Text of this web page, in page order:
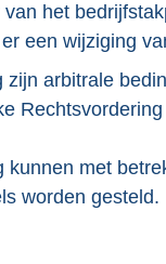
het
een wijziging
zijn arbitrale
kunnen met
worden gesteld.